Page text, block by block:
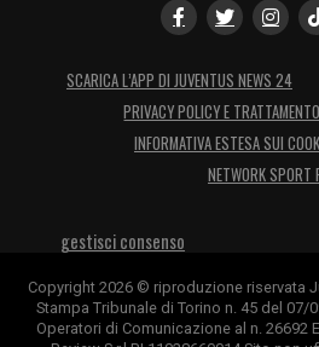
SCARICA L’APP DI JUVENTUS NEWS 24
PRIVACY POLICY E
INFORMATIVA ESTESA SUI
NETWORK SPORT
gestisci consenso
Copyright 2026 © riproduzione riservata
Stampa Tribunale di Torino n. 45 del 07/
Operatori di Comunicazione al n. 26692